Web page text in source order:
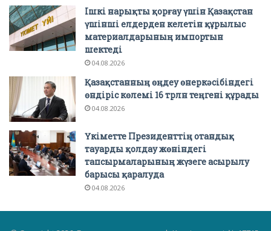
Ішкі нарықты қорғау үшін Қазақстан
үшінші елдерден келетін құрылыс
материалдарының импортын
шектеді
04.08.2026
Қазақстанның өңдеу өнеркәсібіндегі
өндіріс көлемі 16 трлн теңгені құрады
04.08.2026
Үкіметте Президенттің отандық
тауарды қолдау жөніндегі
тапсырмаларының жүзеге асырылу
барысы қаралуда
04.08.2026